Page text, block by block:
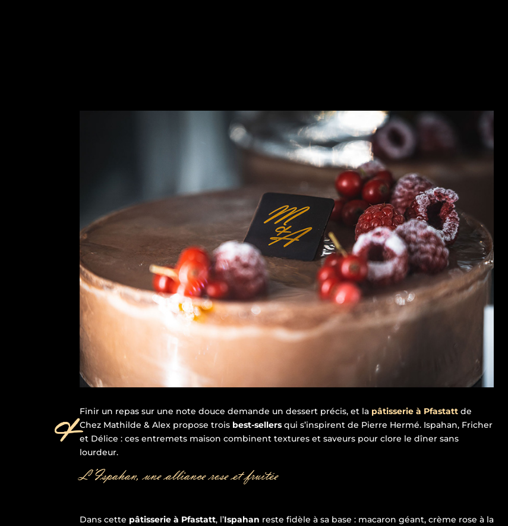
Finir un repas sur une note douce demande un dessert précis, et la pâtisserie à Pfastatt de
Chez Mathilde & Alex propose trois best-sellers qui s’inspirent de Pierre Hermé. Ispahan, Fricher
et Délice : ces entremets maison combinent textures et saveurs pour clore le dîner sans
lourdeur.
L’Ispahan, une alliance rose et fruitée
Dans cette pâtisserie à Pfastatt, l’Ispahan reste fidèle à sa base : macaron géant, crème rose à la